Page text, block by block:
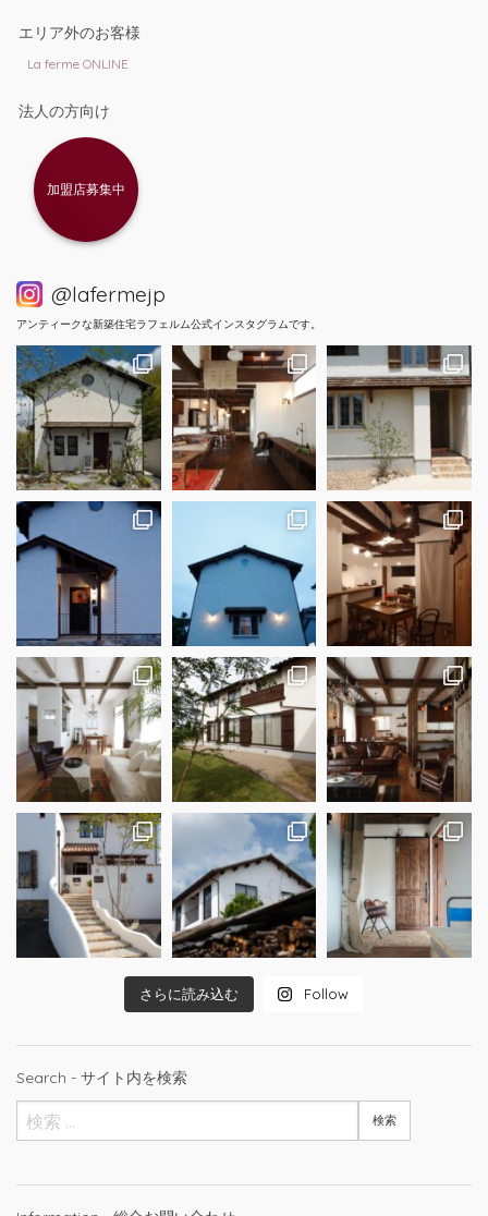
エリア外のお客様
La ferme ONLINE
法人の方向け
加盟店募集中
@lafermejp
アンティークな新築住宅ラフェルム公式インスタグラムです。
さらに読み込む Follow
Search - サイト内を検索